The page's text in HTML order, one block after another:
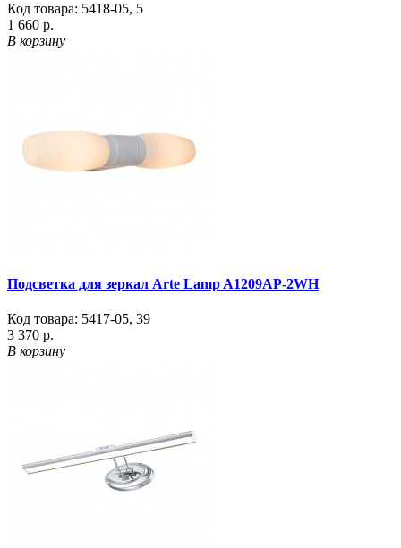
Код товара: 5418-05, 5
1 660 р.
В корзину
Подсветка для зеркал Arte Lamp A1209AP-2WH
Код товара: 5417-05, 39
3 370 р.
В корзину